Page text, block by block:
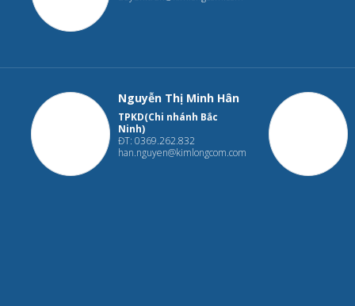
Nguyễn Thị Minh Hân
TPKD(Chi nhánh Bắc
Ninh)
ĐT: 0369.262.832
han.nguyen@kimlongcom.com